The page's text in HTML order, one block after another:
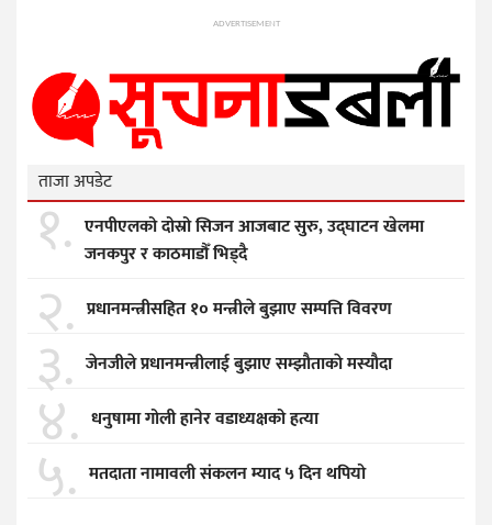
ADVERTISEMENT
ताजा अपडेट
१. एनपीएलको दोस्रो सिजन आजबाट सुरु, उद्घाटन खेलमा
जनकपुर र काठमाडौँ भिड्दै
२. प्रधानमन्त्रीसहित १० मन्त्रीले बुझाए सम्पत्ति विवरण
३. जेनजीले प्रधानमन्त्रीलाई बुझाए सम्झाैताकाे मस्याैदा
४. धनुषामा गोली हानेर वडाध्यक्षको हत्या
५. मतदाता नामावली संकलन म्याद ५ दिन थपियो